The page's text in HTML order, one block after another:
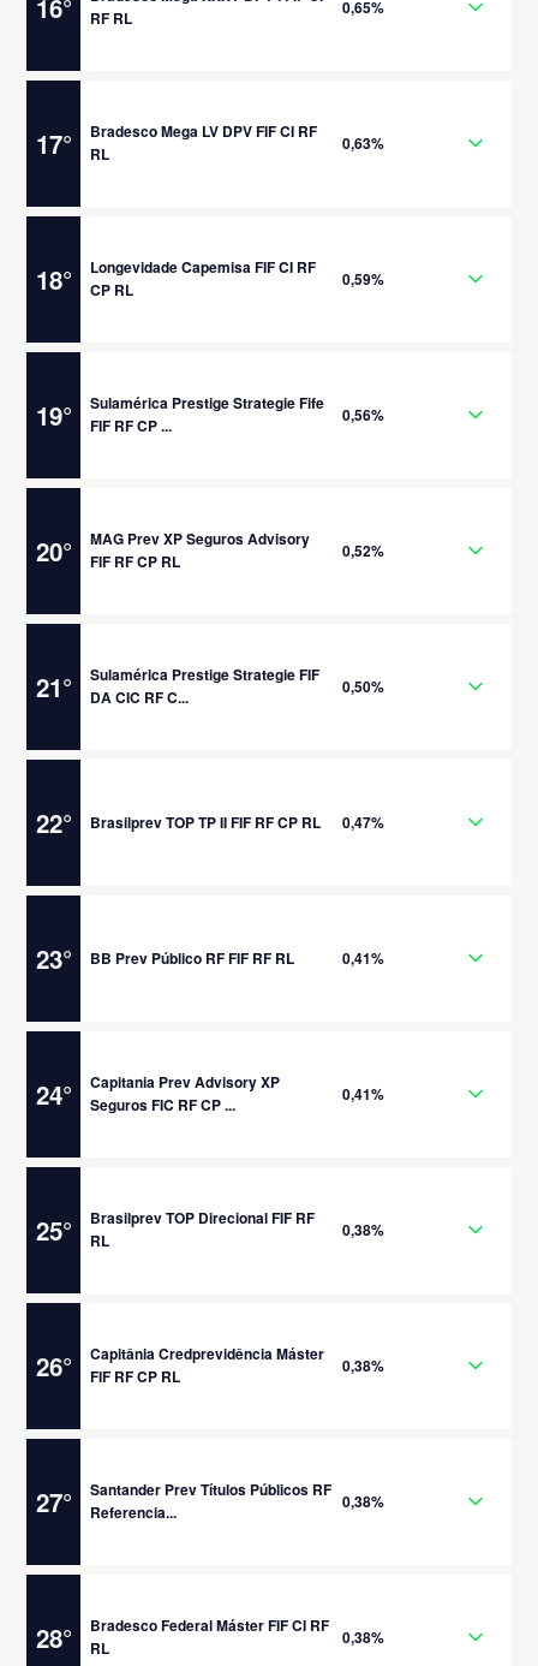
16°
RF RL
0,65%
17°
Bradesco Mega LV DPV FIF CI RF
RL
0,63%
18°
Longevidade Capemisa FIF CI RF
CP RL
0,59%
19°
Sulamérica Prestige Strategie Fife
FIF RF CP ...
0,56%
20°
MAG Prev XP Seguros Advisory
FIF RF CP RL
0,52%
21°
Sulamérica Prestige Strategie FIF
DA CIC RF C...
0,50%
22° Brasilprev TOP TP II FIF RF CP RL 0,47%
23° BB Prev Público RF FIF RF RL 0,41%
24°
Capitania Prev Advisory XP
Seguros FIC RF CP ...
0,41%
25°
Brasilprev TOP Direcional FIF RF
RL
0,38%
26°
Capitânia Credprevidência Máster
FIF RF CP RL
0,38%
27°
Santander Prev Títulos Públicos RF
Referencia...
0,38%
28°
Bradesco Federal Máster FIF CI RF
RL
0,38%